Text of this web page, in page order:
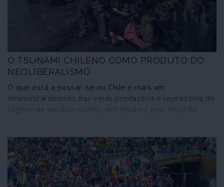
O TSUNAMI CHILENO COMO PRODUTO DO
NEOLIBERALISMO
O que está a passar-se no Chile é mais um
desmascaramento das veias predatória e repressiva do
para a “democracia” manteve a ditadura económica
intacta, pelo que a sublevação popular em curso traduz
o facto de o Chile, segundo o Banco Mundial, ser um dos
oito países mais desiguais do mundo.